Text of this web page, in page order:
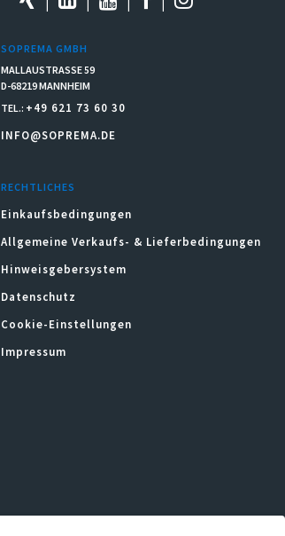
SOPREMA GMBH
MALLAUSTRASSE 59
D-68219 MANNHEIM
TEL.: +49 621 73 60 30
INFO@SOPREMA.DE
RECHTLICHES
Einkaufsbedingungen
Allgemeine Verkaufs- & Lieferbedingungen
Hinweisgebersystem
Datenschutz
Cookie-Einstellungen
Impressum